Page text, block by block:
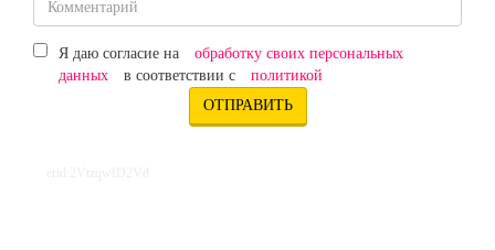
Я даю согласие на
обработку своих персональных
данных
в соответствии с политикой
ОТПРАВИТЬ